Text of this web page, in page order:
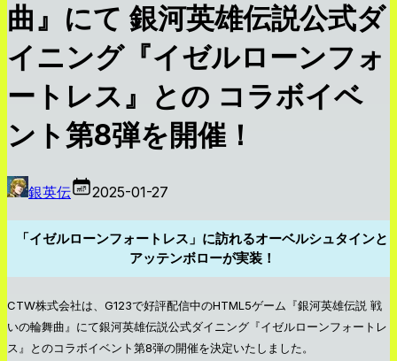
曲』にて 銀河英雄伝説公式ダ
イニング『イゼルローンフォ
ートレス』との コラボイベ
ント第8弾を開催！
銀英伝 2025-01-27
「イゼルローンフォートレス」に訪れるオーベルシュタインと
アッテンボローが実装！
CTW株式会社は、G123で好評配信中のHTML5ゲーム『銀河英雄伝説 戦
いの輪舞曲』にて銀河英雄伝説公式ダイニング『イゼルローンフォートレ
ス』とのコラボイベント第8弾の開催を決定いたしました。